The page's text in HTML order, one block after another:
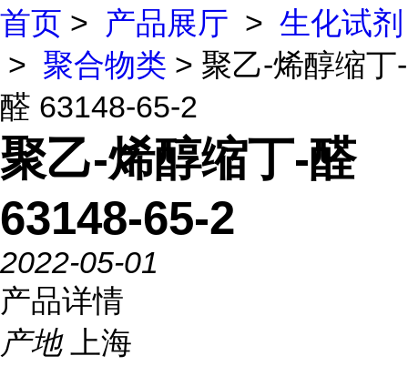
首页 > 产品展厅 > 生化试剂
> 聚合物类 > 聚乙-烯醇缩丁-
醛 63148-65-2
聚乙-烯醇缩丁-醛
63148-65-2
2022-05-01
产品详情
产地
上海